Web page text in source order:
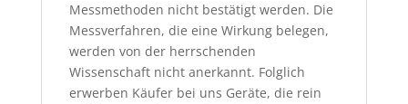
Messmethoden nicht bestätigt werden. Die
Messverfahren, die eine Wirkung belegen,
werden von der herrschenden
Wissenschaft nicht anerkannt. Folglich
erwerben Käufer bei uns Geräte, die rein